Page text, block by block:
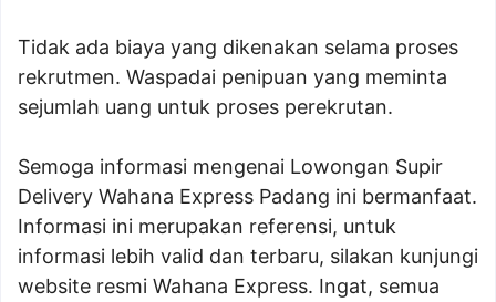
Tidak ada biaya yang dikenakan selama proses
rekrutmen. Waspadai penipuan yang meminta
sejumlah uang untuk proses perekrutan.
Semoga informasi mengenai Lowongan Supir
Delivery Wahana Express Padang ini bermanfaat.
Informasi ini merupakan referensi, untuk
informasi lebih valid dan terbaru, silakan kunjungi
website resmi Wahana Express. Ingat, semua